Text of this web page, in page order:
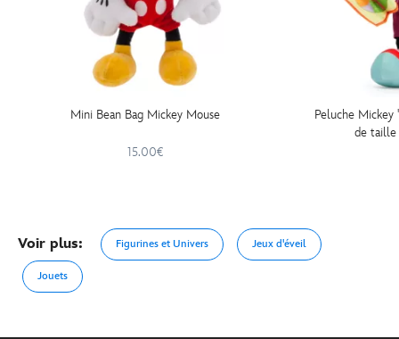
Mini Bean Bag Mickey Mouse
15.00€
Peluche
de taille
Voir plus: Figurines et Univers Jeux d'éveil
Jouets